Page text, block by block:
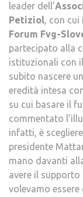
leader dell’
Petiziol, con
Forum Fvg-
partecipato alla
istituzionali con
subito nascere
eredità intesa
su cui basare il
commentato
infatti, è
presidente
mano davanti
avere il supporto
volevamo